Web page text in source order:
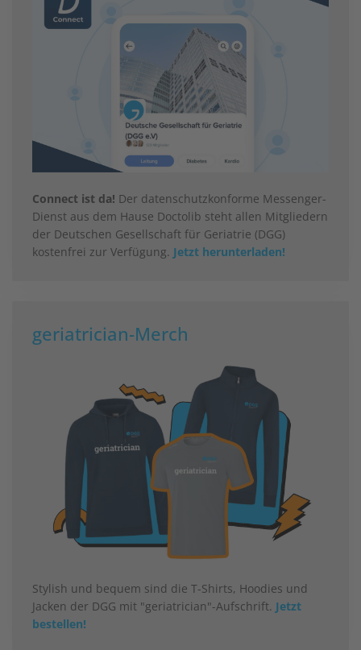
Connect ist da! Der datenschutzkonforme Messenger-
Dienst aus dem Hause Doctolib steht allen Mitgliedern
der Deutschen Gesellschaft für Geriatrie (DGG)
kostenfrei zur Verfügung. Jetzt herunterladen!
geriatrician-Merch
Stylish und bequem sind die T-Shirts, Hoodies und
Jacken der DGG mit "geriatrician"-Aufschrift. Jetzt
bestellen!